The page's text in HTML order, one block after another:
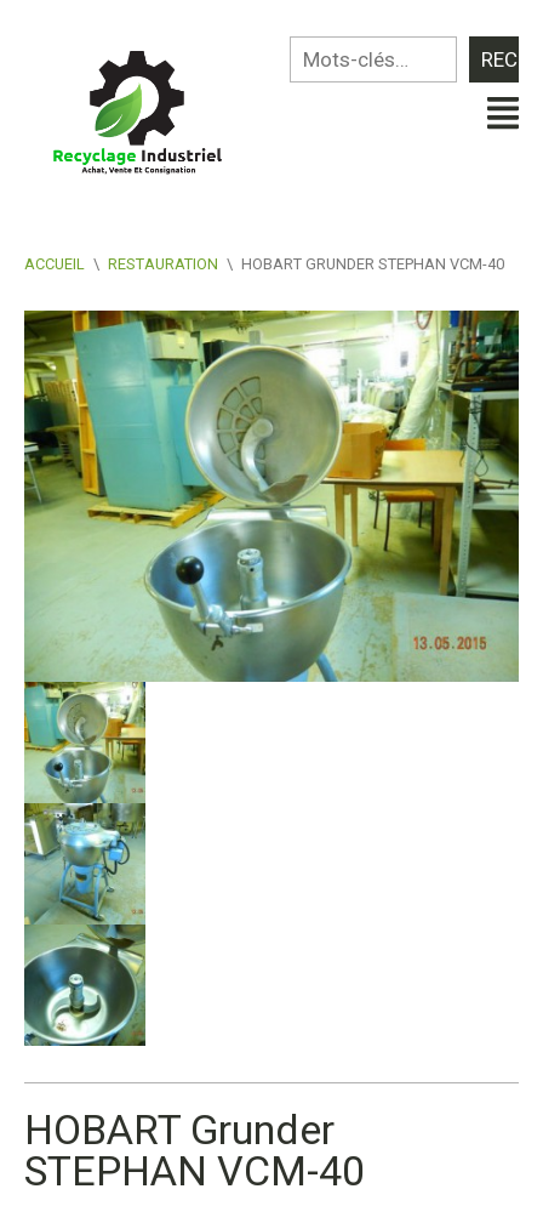
ACCUEIL \ RESTAURATION \ HOBART GRUNDER STEPHAN VCM-40
HOBART Grunder
STEPHAN VCM-40